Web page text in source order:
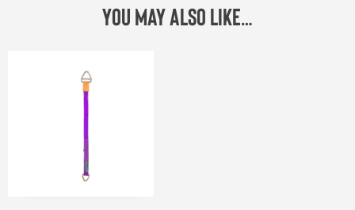
You may also like…